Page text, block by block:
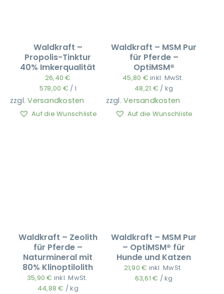
Waldkraft –
Propolis-Tinktur
40% Imkerqualität
26,40€
578,00 € / l
zzgl.Versandkosten
Auf die Wunschliste
Waldkraft – MSM Pur
für Pferde –
OptiMSM®
45,80 € inkl. MwSt.
48,21 € / kg
zzgl.Versandkosten
Auf die Wunschliste
Waldkraft – Zeolith
für Pferde –
Naturmineral mit
80% Klinoptilolith
35,90€ inkl. MwSt.
44,88€ /kg
Waldkraft – MSM Pur
– OptiMSM® für
Hunde und Katzen
21,90€ inkl. MwSt.
63,61€ /kg